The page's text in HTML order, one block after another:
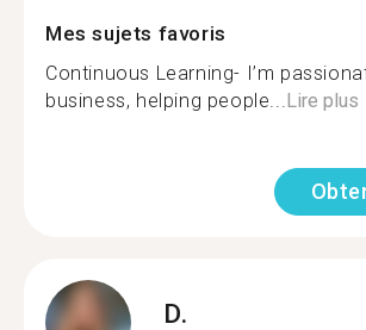
Mes sujets favoris
Continuous Learning- I’m
business, helping people... Lire plus
D.